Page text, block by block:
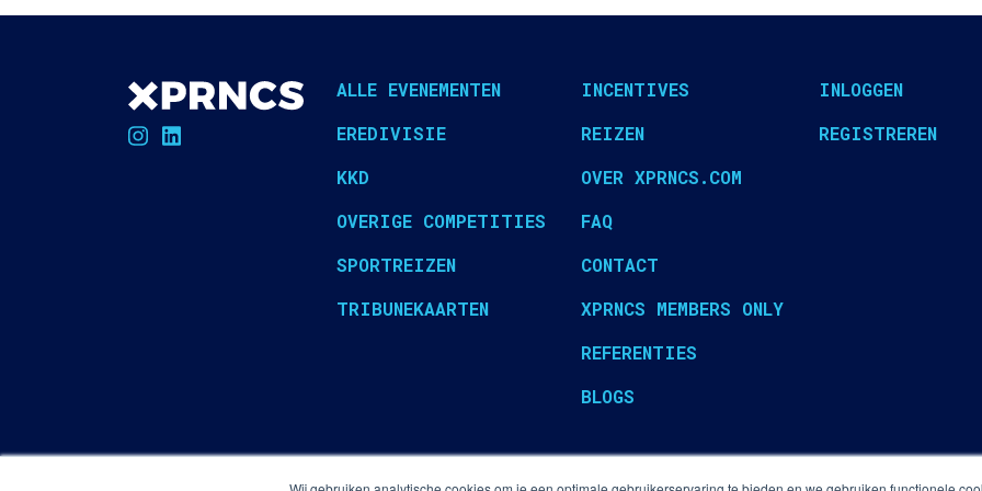
ALLE EVENEMENTEN
EREDIVISIE
KKD
OVERIGE COMPETITIES
SPORTREIZEN
TRIBUNEKAARTEN
INCENTIVES
REIZEN
OVER XPRNCS.COM
FAQ
CONTACT
XPRNCS MEMBERS ONLY
REFERENTIES
BLOGS
INLOGGEN
REGISTREREN